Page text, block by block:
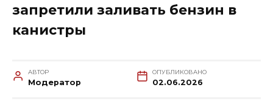
запретили заливать бензин в
канистры
АВТОР
Модератор
ОПУБЛИКОВАНО
02.06.2026